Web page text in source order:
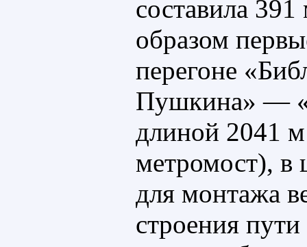
составила
образом
перегоне
Пушкина» —
длиной 2041
метромост), в
для монтажа
строения